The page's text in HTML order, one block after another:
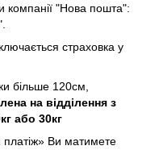
компанії "Нова пошта":
страховка у
більше 120см,
​​на відділення з
або 30кг
Ви матимете